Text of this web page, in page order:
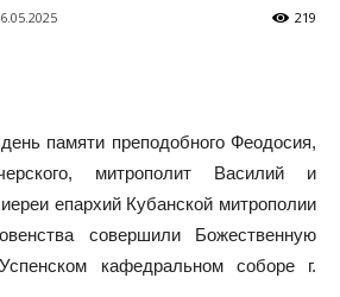
219
памяти преподобного Феодосия,
митрополит Василий и
епархий Кубанской митрополии
совершили Божественную
кафедральном соборе г.